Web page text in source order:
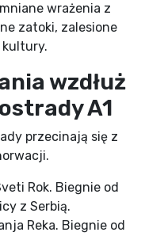
wrażenia z
zatoki, zalesione
wzdłuż
A1
przecinają się z
Rok. Biegnie od
z Serbią.
Reka. Biegnie od